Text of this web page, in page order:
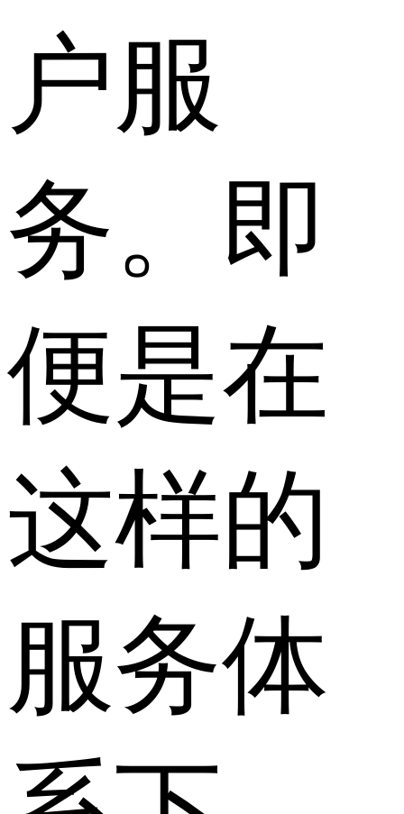
户服
务。即
便是在
这样的
服务体